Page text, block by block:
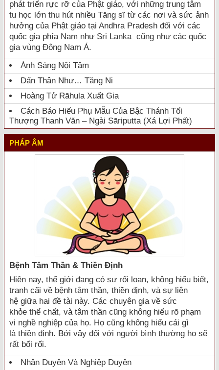
phát triển rực rỡ của Phật giáo, với những trung tâm
tu học lớn thu hút nhiều Tăng sĩ từ các nơi và sức ảnh
hưởng của Phật giáo tại Andhra Pradesh đối với các
quốc gia phía Nam như Sri Lanka cũng như các quốc
gia vùng Đông Nam Á.
Ánh Sáng Nội Tâm
Dấn Thân Như… Tăng Ni
Hoàng Tử Rāhula Xuất Gia
Cách Báo Hiếu Phụ Mẫu Của Bậc Thánh Tối
Thượng Thanh Văn – Ngài Sāriputta (Xá Lợi Phất)
PHÁP ÂM
Bệnh Tâm Thần & Thiền Định
Hiện nay, thế giới đang có sự rối loạn, không hiểu biết,
tranh cãi về bệnh tâm thần, thiền định, và sự liên
hệ giữa hai đề tài này. Các chuyên gia về sức
khỏe thể chất, và tâm thần cũng không hiểu rõ phạm
vi nghề nghiệp của họ. Họ cũng không hiểu cái gì
là thiền định. Bởi vậy đối với người bình thường họ sẽ
rất bối rối.
Nhân Duyên Và Nghiệp Duyên